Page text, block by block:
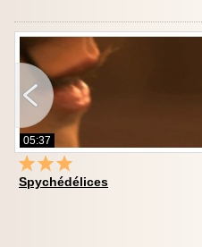
05:37
Spychédélices